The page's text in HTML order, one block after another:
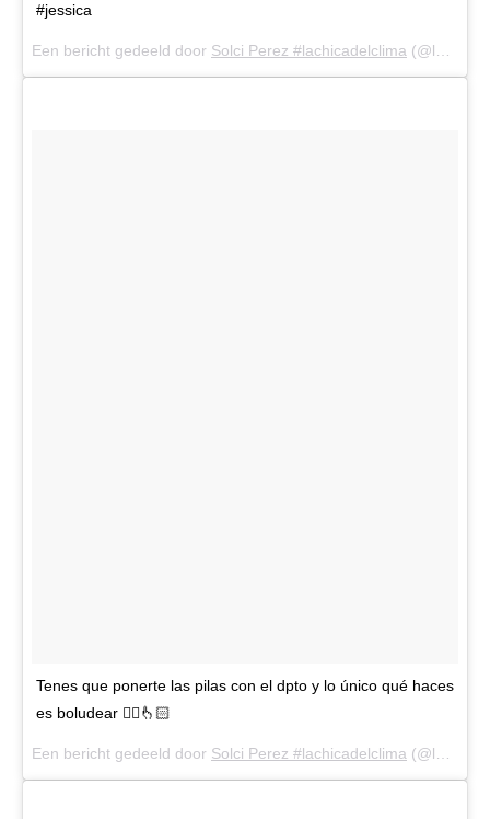
#jessica
Een bericht gedeeld door Solci Perez #lachicadelclima (@lasobrideperez) op
Tenes que ponerte las pilas con el dpto y lo único qué haces
es boludear 🤦‍♀️👆🏻
Een bericht gedeeld door Solci Perez #lachicadelclima (@lasobrideperez) op